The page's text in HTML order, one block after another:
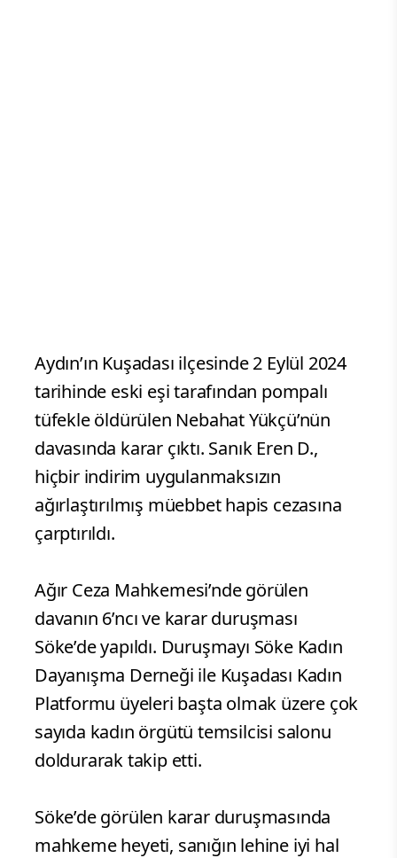
Aydın’ın Kuşadası ilçesinde 2 Eylül 2024
tarihinde eski eşi tarafından pompalı
tüfekle öldürülen Nebahat Yükçü’nün
davasında karar çıktı. Sanık Eren D.,
hiçbir indirim uygulanmaksızın
ağırlaştırılmış müebbet hapis cezasına
çarptırıldı.
Ağır Ceza Mahkemesi’nde görülen
davanın 6’ncı ve karar duruşması
Söke’de yapıldı. Duruşmayı Söke Kadın
Dayanışma Derneği ile Kuşadası Kadın
Platformu üyeleri başta olmak üzere çok
sayıda kadın örgütü temsilcisi salonu
doldurarak takip etti.
Söke’de görülen karar duruşmasında
mahkeme heyeti, sanığın lehine iyi hal